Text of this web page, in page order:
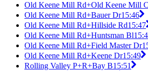
Old Keene Mill Rd+Old Keene Mill
Old Keene Mill Rd+Bauer Dr15:46
Old Keene Mill Rd+Hillside Rd15:47
Old Keene Mill Rd+Huntsman Bl
Old Keene Mill Rd+Field Master Dr
Old Keene Mill Rd+Keene Dr15:49
Rolling Valley P+R+Bay B15:51